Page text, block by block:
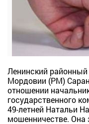
Ленинский
Мордовии (РМ)
отношении
государственного
49-летней Натальи
мошенничестве.